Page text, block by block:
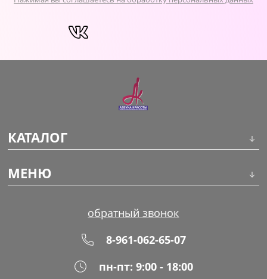
КАТАЛОГ
Макияж
МЕНЮ
обратный звонок
8-961-062-65-07
пн-пт: 9:00 - 18:00